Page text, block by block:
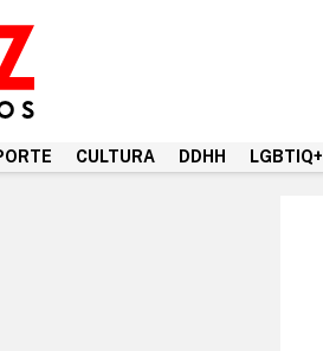
CULTURA DDHH LGBTIQ+